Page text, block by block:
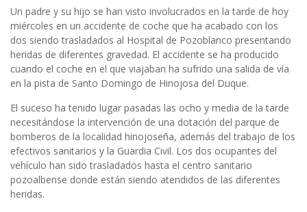
Un padre y su hijo se han visto involucrados en la tarde de hoy
miércoles en un accidente de coche que ha acabado con los
dos siendo trasladados al Hospital de Pozoblanco presentando
heridas de diferentes gravedad. El accidente se ha producido
cuando el coche en el que viajaban ha sufrido una salida de vía
en la pista de Santo Domingo de Hinojosa del Duque.
El suceso ha tenido lugar pasadas las ocho y media de la tarde
necesitándose la intervención de una dotación del parque de
bomberos de la localidad hinojoseña, además del trabajo de los
efectivos sanitarios y la Guardia Civil. Los dos ocupantes del
vehículo han sido trasladados hasta el centro sanitario
pozoalbense donde están siendo atendidos de las diferentes
heridas.